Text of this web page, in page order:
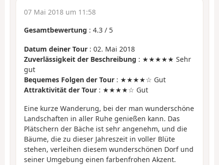
07 Mai 2018 um 11:58
Gesamtbewertung : 4.3 / 5
Datum deiner Tour : 02. Mai 2018
Zuverlässigkeit der Beschreibung : ★★★★★ Sehr
gut
Bequemes Folgen der Tour : ★★★★☆ Gut
Attraktivität der Tour : ★★★★☆ Gut
Eine kurze Wanderung, bei der man wunderschöne
Landschaften in aller Ruhe genießen kann. Das
Plätschern der Bäche ist sehr angenehm, und die
Bäume, die zu dieser Jahreszeit in voller Blüte
stehen, verleihen diesem wunderschönen Dorf und
seiner Umgebung einen farbenfrohen Akzent.